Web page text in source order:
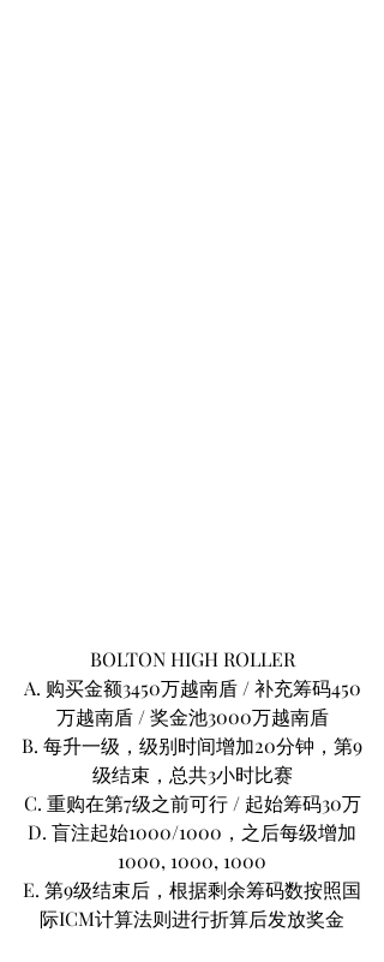
BOLTON HIGH ROLLER
A. 购买金额3450万越南盾 / 补充筹码450
万越南盾 / 奖金池3000万越南盾
B. 每升一级，级别时间增加20分钟，第9
级结束，总共3小时比赛
C. 重购在第7级之前可行 / 起始筹码30万
D. 盲注起始1000/1000，之后每级增加
1000, 1000, 1000
E. 第9级结束后，根据剩余筹码数按照国
际ICM计算法则进行折算后发放奖金